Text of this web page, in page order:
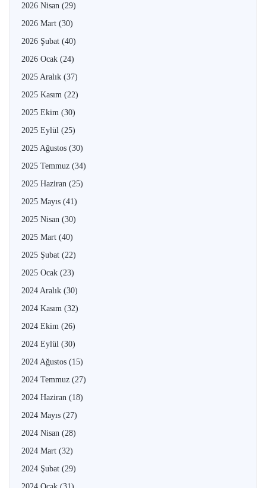
2026 Nisan (29)
2026 Mart (30)
2026 Şubat (40)
2026 Ocak (24)
2025 Aralık (37)
2025 Kasım (22)
2025 Ekim (30)
2025 Eylül (25)
2025 Ağustos (30)
2025 Temmuz (34)
2025 Haziran (25)
2025 Mayıs (41)
2025 Nisan (30)
2025 Mart (40)
2025 Şubat (22)
2025 Ocak (23)
2024 Aralık (30)
2024 Kasım (32)
2024 Ekim (26)
2024 Eylül (30)
2024 Ağustos (15)
2024 Temmuz (27)
2024 Haziran (18)
2024 Mayıs (27)
2024 Nisan (28)
2024 Mart (32)
2024 Şubat (29)